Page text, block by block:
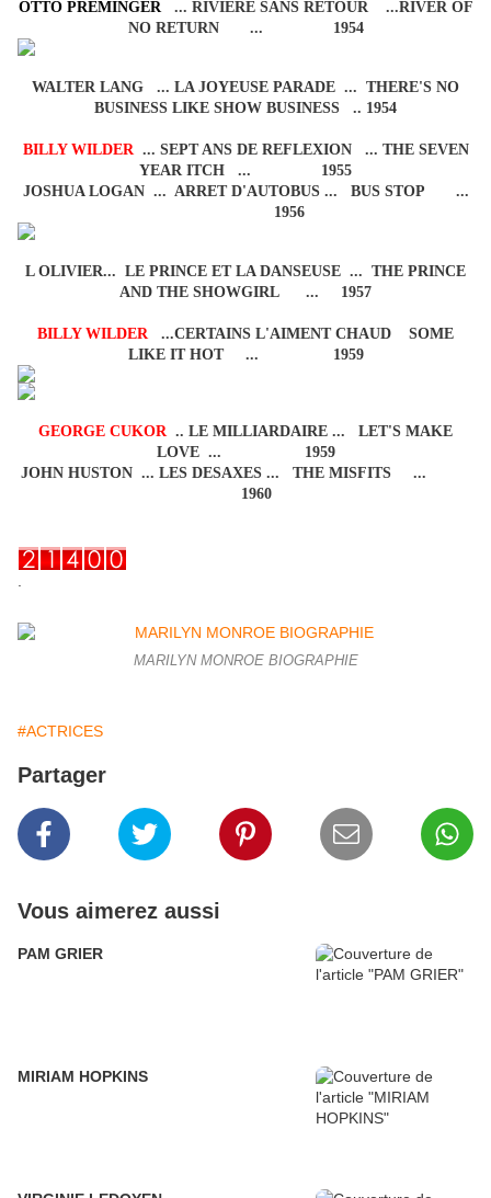
OTTO PREMINGER
... RIVIERE SANS RETOUR ...RIVER OF
NO RETURN ... 1954
WALTER LANG ... LA JOYEUSE PARADE ... THERE'S NO
BUSINESS LIKE SHOW BUSINESS .. 1954
BILLY WILDER... SEPT ANS DE REFLEXION ... THE SEVEN
YEAR ITCH ... 1955
JOSHUA LOGAN ... ARRET D'AUTOBUS ... BUS STOP ...
1956
L OLIVIER... LE PRINCE ET LA DANSEUSE ... THE PRINCE
AND THE SHOWGIRL ... 1957
BILLY WILDER...CERTAINS L'AIMENT CHAUD SOME
LIKE IT HOT ... 1959
GEORGE CUKOR .. LE MILLIARDAIRE ... LET'S MAKE
LOVE ... 1959
JOHN HUSTON ... LES DESAXES ... THE MISFITS ...
1960
MARILYN MONROE BIOGRAPHIE
#ACTRICES
Partager
Vous aimerez aussi
PAM GRIER
MIRIAM HOPKINS